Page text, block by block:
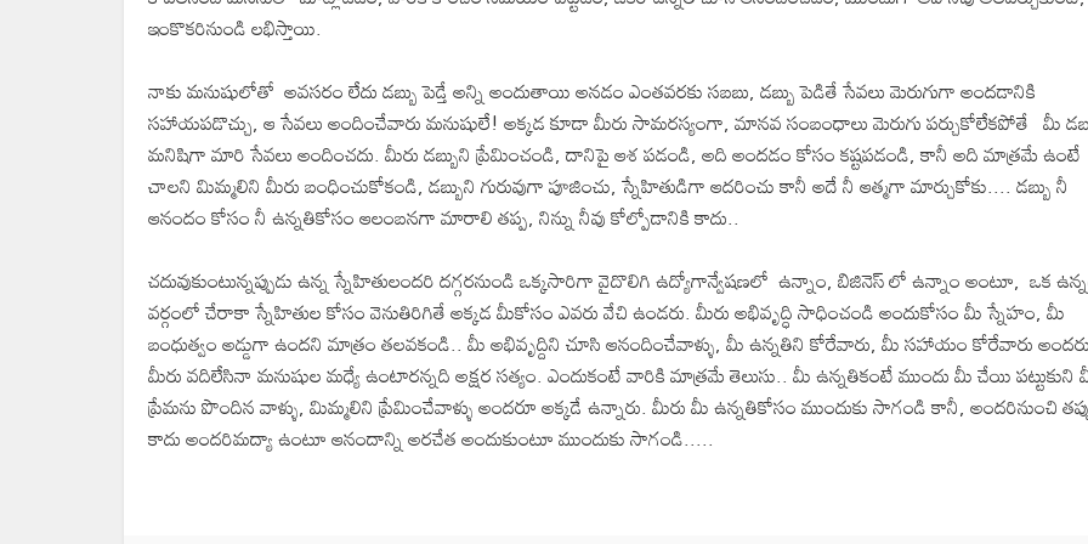
ఇంకొకరినుండి లభిస్తాయి.
నాకు మనుషులోతో అవసరం లేదు డబ్బు పెడ్తే అన్ని అందుతాయి అనడం ఎంతవరకు సబబు, డబ్బు పెడితే సేవలు మెరుగుగా అందడానికి
సహాయపడొచ్చు, ఆ సేవలు అందించేవారు మనుషులే! అక్కడ కూడా మీరు సామరస్యంగా, మానవ సంబంధాలు మెరుగు పర్చుకోలేకపోతే మీ
మనిషిగా మారి సేవలు అందించదు. మీరు డబ్బుని ప్రేమించండి, దానిపై ఆశ పడండి, అది అందడం కోసం కష్టపడండి, కానీ అది మాత్రమే ఉంటే
చాలని మిమ్మలిని మీరు బంధించుకోకండి, డబ్బుని గురువుగా పూజించు, స్నేహితుడిగా ఆదరించు కానీ అదే నీ ఆత్మగా మార్చుకోకు.... డబ్బు నీ
ఆనందం కోసం నీ ఉన్నతికోసం ఆలంబనగా మారాలి తప్ప, నిన్ను నీవు కోల్పోడానికి కాదు..
చదువుకుంటున్నప్పుడు ఉన్న స్నేహితులందరి దగ్గరనుండి ఒక్కసారిగా వైదొలిగి ఉద్యోగాన్వేషణలో ఉన్నాం, బిజినెస్ లో ఉన్నాం అంటూ, ఒక
వర్గంలో చేరాకా స్నేహితుల కోసం వెనుతిరిగితే అక్కడ మీకోసం ఎవరు వేచి ఉండరు. మీరు అభివృద్ధి సాధించండి అందుకోసం మీ స్నేహం, మీ
బంధుత్వం అడ్డుగా ఉందని మాత్రం తలవకండి.. మీ అభివృద్దిని చూసి ఆనందించేవాళ్ళు, మీ ఉన్నతిని కోరేవారు, మీ సహాయం కోరేవారు
మీరు వదిలేసినా మనుషుల మధ్యే ఉంటారన్నది అక్షర సత్యం. ఎందుకంటే వారికి మాత్రమే తెలుసు.. మీ ఉన్నతికంటే ముందు మీ చేయి పట్టుకుని
ప్రేమను పొందిన వాళ్ళు, మిమ్మలిని ప్రేమించేవాళ్ళు అందరూ అక్కడే ఉన్నారు. మీరు మీ ఉన్నతికోసం ముందుకు సాగండి కానీ, అందరినుంచి
కాదు అందరిమద్యా ఉంటూ ఆనందాన్ని అరచేత అందుకుంటూ ముందుకు సాగండి.....